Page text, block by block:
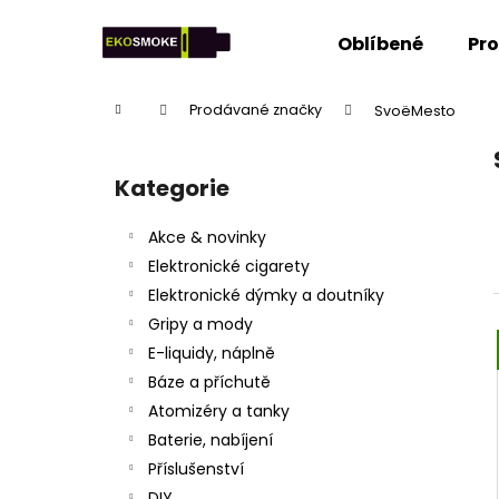
Oblíbené
Domů Prodávané značky SvoëMesto
Přeskočit
kategorie
Kategorie
Akce & novinky
Elektronické cigarety
Elektronické dýmky a doutníky
Gripy a mody
E-liquidy, náplně
Báze a příchutě
Atomizéry a tanky
Baterie, nabíjení
Příslušenství
Zpět
Zpět